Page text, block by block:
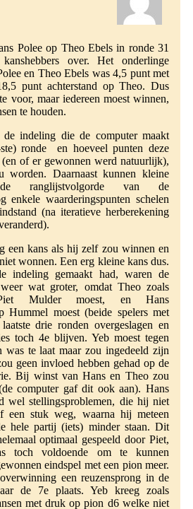
Polee op Theo Ebels in ronde 31
over. Het onderlinge
en Theo Ebels was 4,5 punt met
punt achterstand op Theo. Dus
voor, maar iedereen moest winnen,
te houden.
indeling die de computer maakt
ronde en hoeveel punten deze
(en of er gewonnen werd natuurlijk),
worden. Daarnaast kunnen kleine
ranglijstvolgorde van de
enkele waarderingspunten schelen
(na iteratieve herberekening
een kans als hij zelf zou winnen en
wonnen. Een erg kleine kans dus.
indeling gemaakt had, waren de
wat groter, omdat Theo zoals
Mulder moest, en Hans
Hummel moest (beide spelers met
drie ronden overgeslagen en
toch 4e blijven. Yeb moest tegen
was te laat maar zou ingedeeld zijn
geen invloed hebben gehad op de
Bij winst van Hans en Theo zou
computer gaf dit ook aan). Hans
wel stellingsproblemen, die hij niet
een stuk weg, waarna hij meteen
hele partij (iets) minder staan. Dit
optimaal gespeeld door Piet,
toch voldoende om te kunnen
eindspel met een pion meer.
een reuzensprong in de
de 7e plaats. Yeb kreeg zoals
met druk op pion d6 welke niet